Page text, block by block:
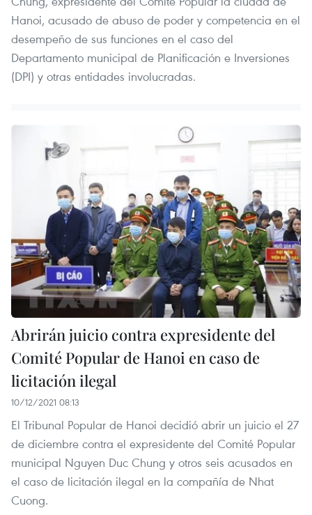
Hanoi, acusado de abuso de poder y competencia en el
desempeño de sus funciones en el caso del
Departamento municipal de Planificación e Inversiones
(DPI) y otras entidades involucradas.
Abrirán juicio contra expresidente del
Comité Popular de Hanoi en caso de
licitación ilegal
10/12/2021 08:13
El Tribunal Popular de Hanoi decidió abrir un juicio el 27
de diciembre contra el expresidente del Comité Popular
municipal Nguyen Duc Chung y otros seis acusados en
el caso de licitación ilegal en la compañía de Nhat
Cuong.